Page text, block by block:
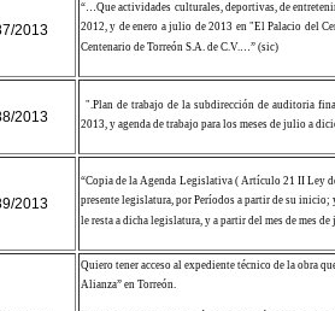
2013
“…Que actividades culturales, deportivas, de
2012, y de enero a julio de 2013 en "El Palacio del
Centenario de Torreón S.A. de C.V.…” (sic)
2013
".Plan de trabajo de la subdirección de auditoria
2013, y agenda de trabajo para los meses de julio a
2013
“Copia de la Agenda Legislativa ( Artículo 21 II Ley
presente legislatura, por Períodos a partir de su
le resta a dicha legislatura, y a partir del mes de mes
Quiero tener acceso al expediente técnico de la obra
Alianza” en Torreón.